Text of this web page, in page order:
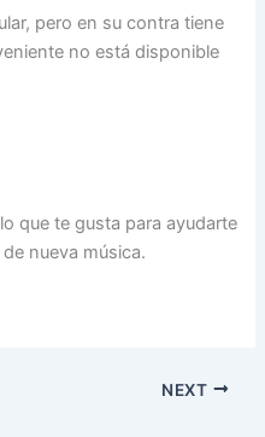
pero en su contra tiene
no está disponible
que te gusta para ayudarte
nueva música.
NEXT